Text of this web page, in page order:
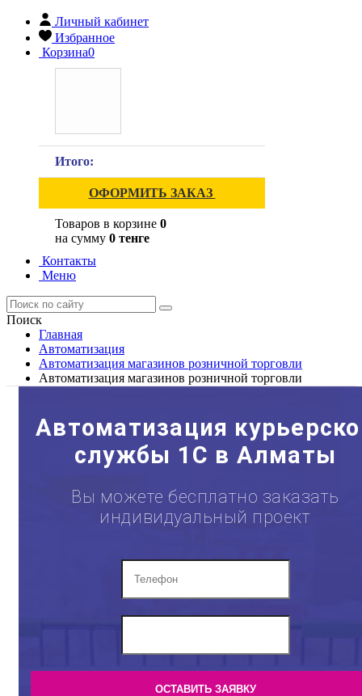
Личный кабинет
Избранное
Корзина0
Итого:
ОФОРМИТЬ ЗАКАЗ
Товаров в корзине 0
на сумму 0 тенге
Контакты
Меню
Поиск
Главная
Автоматизация
Автоматизация магазинов розничной торговли
Автоматизация магазинов розничной торговли
Автоматизация
службы 1С в Алматы
Вы можете бесплатно заказать
индивидуальный проект